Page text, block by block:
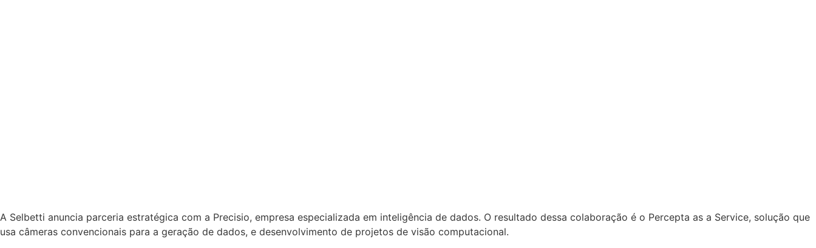
A Selbetti anuncia parceria estratégica com a Precisio, empresa especializada em inteligência de dados. O resultado dessa colaboração é o Percepta as a Service, solução que
usa câmeras convencionais para a geração de dados, e desenvolvimento de projetos de visão computacional.